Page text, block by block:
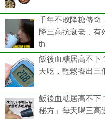
千年不敗降糖傳奇
降三高抗衰老，有
th
飯後血糖居高不下
天吃，輕鬆養出三
飯後血糖居高不下
秘方」每天喝三高